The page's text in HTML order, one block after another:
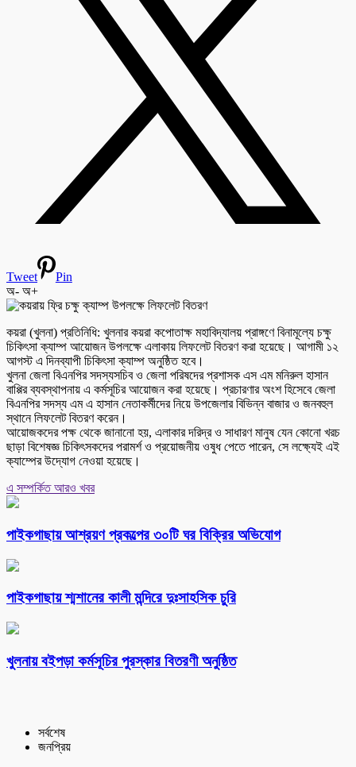
Tweet
Pin
অ- অ+
কয়রা (খুলনা) প্রতিনিধি: খুলনার কয়রা কপোতাক্ষ মহাবিদ্যালয় প্রাঙ্গণে বিনামূল্যে চক্ষু
চিকিৎসা ক্যাম্প আয়োজন উপলক্ষে এলাকায় লিফলেট বিতরণ করা হয়েছে। আগামী ১২
আগস্ট এ দিনব্যাপী চিকিৎসা ক্যাম্প অনুষ্ঠিত হবে।
খুলনা জেলা বিএনপির সদস্যসচিব ও জেলা পরিষদের প্রশাসক এস এম মনিরুল হাসান
বাপ্পির ব্যবস্থাপনায় এ কর্মসূচির আয়োজন করা হয়েছে। প্রচারণার অংশ হিসেবে জেলা
বিএনপির সদস্য এম এ হাসান নেতাকর্মীদের নিয়ে উপজেলার বিভিন্ন বাজার ও জনবহুল
স্থানে লিফলেট বিতরণ করেন।
আয়োজকদের পক্ষ থেকে জানানো হয়, এলাকার দরিদ্র ও সাধারণ মানুষ যেন কোনো খরচ
ছাড়া বিশেষজ্ঞ চিকিৎসকদের পরামর্শ ও প্রয়োজনীয় ওষুধ পেতে পারেন, সে লক্ষ্যেই এই
ক্যাম্পের উদ্যোগ নেওয়া হয়েছে।
এ সম্পর্কিত আরও খবর
পাইকগাছায় আশ্রয়ণ প্রকল্পের ৩০টি ঘর বিক্রির অভিযোগ
পাইকগাছায় শ্মশানের কালী মন্দিরে দুঃসাহসিক চুরি
খুলনায় বইপড়া কর্মসূচির পুরস্কার বিতরণী অনুষ্ঠিত
সর্বশেষ
জনপ্রিয়